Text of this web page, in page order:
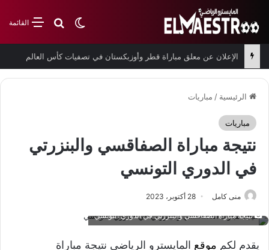
القائمةبحث عن
الوضع المظلم
الإعلان عن معلق مباراة قطر وأوزبكستان في تصفيات كأس العالم
الرئيسية / مباريات
مباريات
نتيجة مباراة الصفاقسي والبنزرتي
في الدوري التونسي
منى كامل 28 أكتوبر، 2023
نتيجة مباراة الصفاقسي والبنزرتي في الدوري التونسي
يقدم لكم موقع المايسترو الرياضي نتيجة مباراة